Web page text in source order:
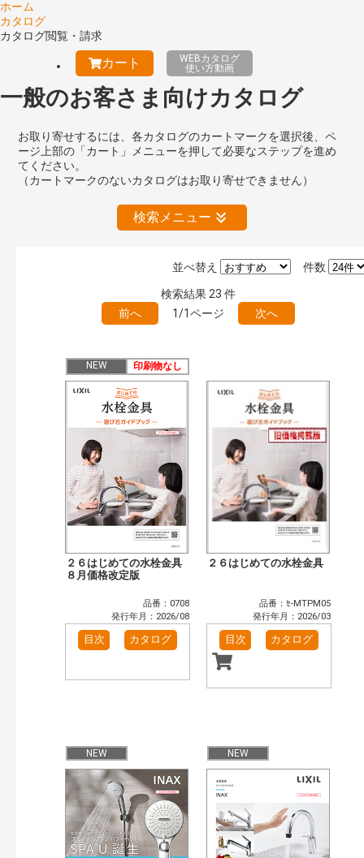
ホーム
カタログ
カタログ閲覧・請求
カート
WEBカタログ
使い方動画
一般のお客さま向けカタログ
お取り寄せするには、各カタログのカートマークを選択後、ペ
ージ上部の「カート」メニューを押して必要なステップを進め
てください。
（カートマークのないカタログはお取り寄せできません）
検索メニュー
絞り込みの解除
おすすめハッシュタグ
まずはここから（2） リフォームおすすめ（2）
カテゴリー
窓・シャッター（67）
玄関ドア・引戸（26）
インテリア建材（29）
エクステリア（66）
タイル建材（16）
キッチン（17）
浴室（22）
洗面化粧室（15）
水栓金具（23）
太陽光発電・屋根・外壁（64）
発行年で検索
件数
並べ替え
検索結果 23 件
前へ
1/1ページ 次へ
NEW 印刷物なし
２６はじめての水栓金具
８月価格改定版
品番：0708
発行年月：2026/08
目次 カタログ
２６はじめての水栓金具
品番：ｾ-MTPM05
発行年月：2026/03
目次 カタログ
NEW NEW